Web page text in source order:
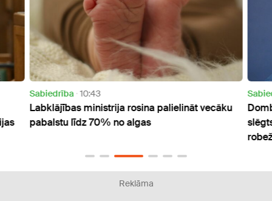
Sabiedrība 10:43
Labklājības ministrija rosina palielināt vecāku
pabalstu līdz 70% no algas
Reklāma